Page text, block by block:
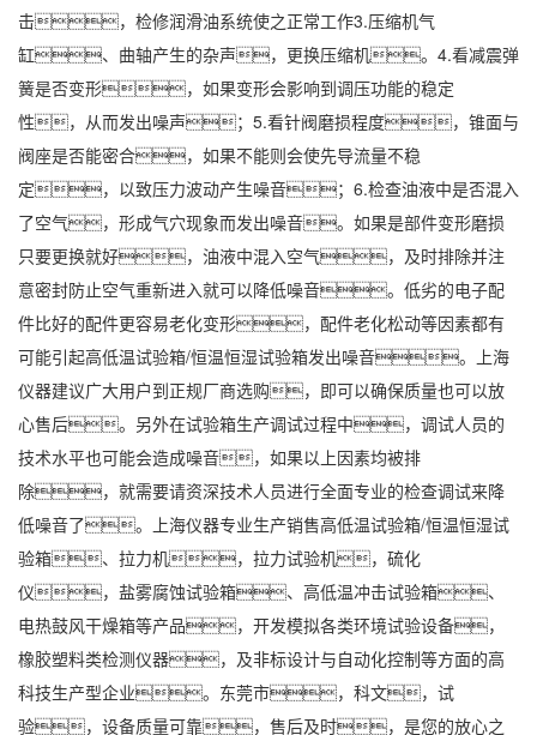
击，检修润滑油系统使之正常工作3.压缩机气
缸、曲轴产生的杂声，更换压缩机。4.看减震弹
簧是否变形，如果变形会影响到调压功能的稳定
性，从而发出噪声；5.看针阀磨损程度，锥面与
阀座是否能密合，如果不能则会使先导流量不稳
定，以致压力波动产生噪音；6.检查油液中是否混入
了空气，形成气穴现象而发出噪音。如果是部件变形磨损
只要更换就好，油液中混入空气，及时排除并注
意密封防止空气重新进入就可以降低噪音。低劣的电子配
件比好的配件更容易老化变形，配件老化松动等因素都有
可能引起高低温试验箱/恒温恒湿试验箱发出噪音。上海
仪器建议广大用户到正规厂商选购，即可以确保质量也可以放
心售后。另外在试验箱生产调试过程中，调试人员的
技术水平也可能会造成噪音，如果以上因素均被排
除，就需要请资深技术人员进行全面专业的检查调试来降
低噪音了。上海仪器专业生产销售高低温试验箱/恒温恒湿试
验箱、拉力机，拉力试验机，硫化
仪，盐雾腐蚀试验箱、高低温冲击试验箱、
电热鼓风干燥箱等产品，开发模拟各类环境试验设备，
橡胶塑料类检测仪器，及非标设计与自动化控制等方面的高
科技生产型企业。东莞市，科文，试
验，设备质量可靠，售后及时，是您的放心之